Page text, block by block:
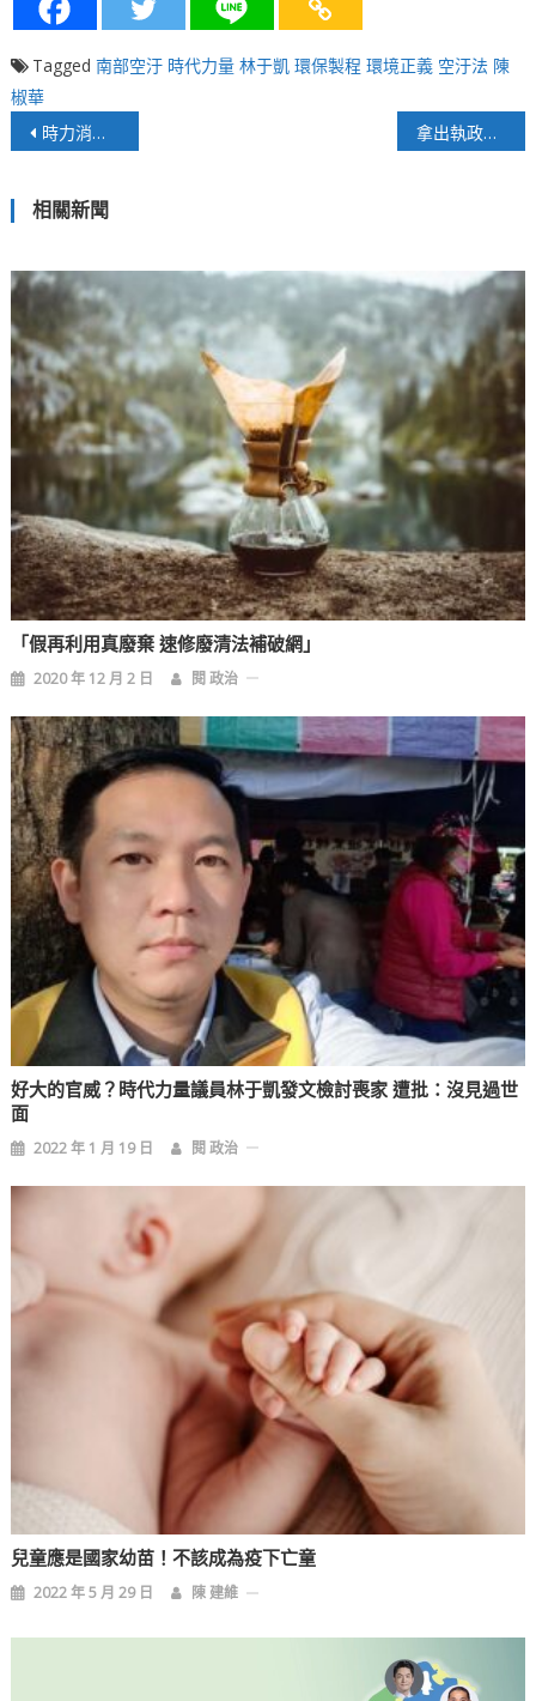
Tagged 南部空汙 時代力量 林于凱 環保製程 環境正義 空汙法 陳
椒華
文
導
覽
時力消弭月經稅不平等，體現性別平等 拿出執政者該有的氣度，別虛擲無謂的內耗
相關新聞
「假再利用真廢棄 速修廢清法補破網」
2020 年 12 月 2 日 閱 政治
好大的官威？時代力量議員林于凱發文檢討喪家 遭批：沒見過世
面
2022 年 1 月 19 日 閱 政治
兒童應是國家幼苗！不該成為疫下亡童
2022 年 5 月 29 日 陳 建維